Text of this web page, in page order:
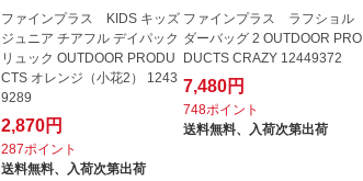
ファインプラス KIDS キッズ
ジュニア チアフル デイパック
リュック OUTDOOR PRODU
CTS オレンジ（小花2） 1243
9289
2,870円
287ポイント
送料無料、 入荷次第出荷
ファインプラス ラフショル
ダーバッグ 2 OUTDOOR PRO
DUCTS CRAZY 12449372
7,480円
748ポイント
送料無料、 入荷次第出荷